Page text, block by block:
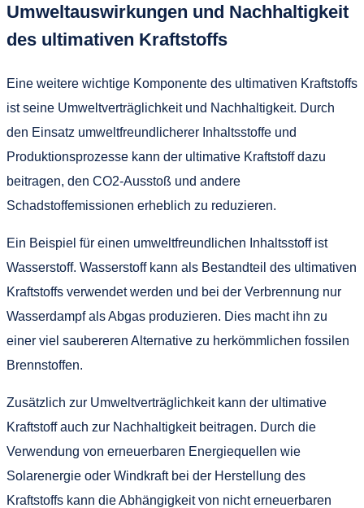
Umweltauswirkungen und Nachhaltigkeit
des ultimativen Kraftstoffs
Eine weitere wichtige Komponente des ultimativen Kraftstoffs
ist seine Umweltverträglichkeit und Nachhaltigkeit. Durch
den Einsatz umweltfreundlicherer Inhaltsstoffe und
Produktionsprozesse kann der ultimative Kraftstoff dazu
beitragen, den CO2-Ausstoß und andere
Schadstoffemissionen erheblich zu reduzieren.
Ein Beispiel für einen umweltfreundlichen Inhaltsstoff ist
Wasserstoff. Wasserstoff kann als Bestandteil des ultimativen
Kraftstoffs verwendet werden und bei der Verbrennung nur
Wasserdampf als Abgas produzieren. Dies macht ihn zu
einer viel saubereren Alternative zu herkömmlichen fossilen
Brennstoffen.
Zusätzlich zur Umweltverträglichkeit kann der ultimative
Kraftstoff auch zur Nachhaltigkeit beitragen. Durch die
Verwendung von erneuerbaren Energiequellen wie
Solarenergie oder Windkraft bei der Herstellung des
Kraftstoffs kann die Abhängigkeit von nicht erneuerbaren